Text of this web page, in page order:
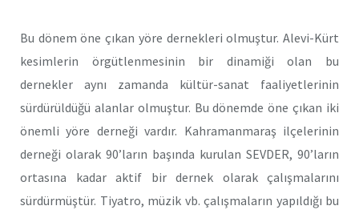
Bu dönem öne çıkan yöre dernekleri olmuştur. Alevi-Kürt
kesimlerin örgütlenmesinin bir dinamiği olan bu
dernekler aynı zamanda kültür-sanat faaliyetlerinin
sürdürüldüğü alanlar olmuştur. Bu dönemde öne çıkan iki
önemli yöre derneği vardır. Kahramanmaraş ilçelerinin
derneği olarak 90’ların başında kurulan SEVDER, 90’ların
ortasına kadar aktif bir dernek olarak çalışmalarını
sürdürmüştür. Tiyatro, müzik vb. çalışmaların yapıldığı bu